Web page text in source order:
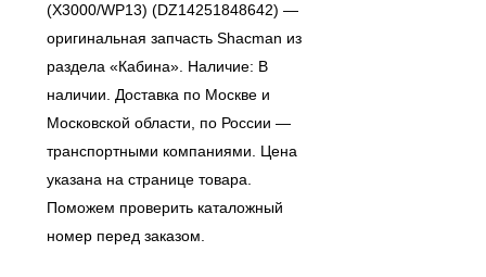
(X3000/WP13) (DZ14251848642) —
оригинальная запчасть Shacman из
раздела «Кабина». Наличие: В
наличии. Доставка по Москве и
Московской области, по России —
транспортными компаниями. Цена
указана на странице товара.
Поможем проверить каталожный
номер перед заказом.